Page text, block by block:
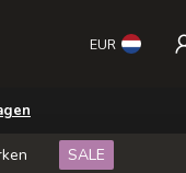
EUR
SALE